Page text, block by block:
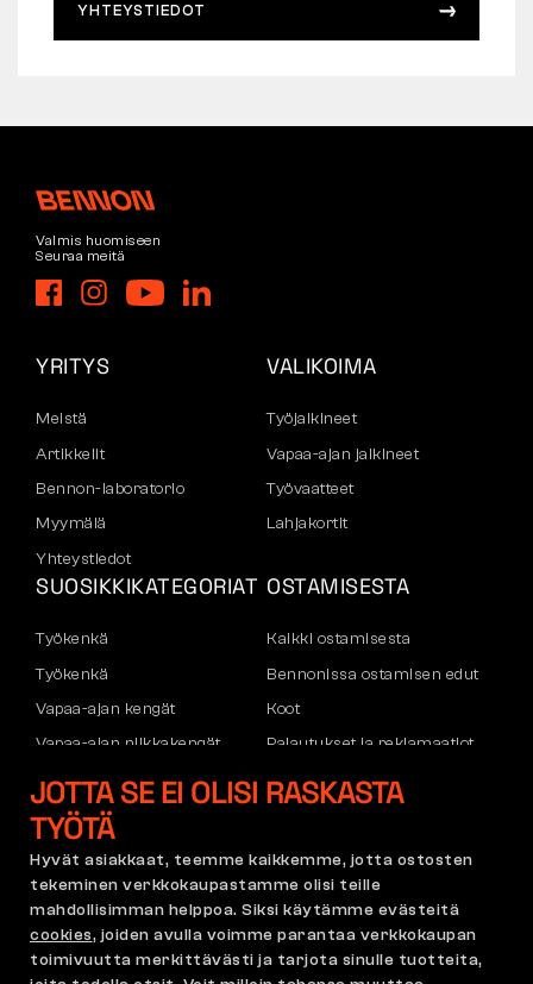
YHTEYSTIEDOT
Valmis huomiseen
Seuraa meitä
YRITYS
Meistä
Artikkelit
Bennon-laboratorio
Myymälä
Yhteystiedot
VALIKOIMA
Työjalkineet
Vapaa-ajan jalkineet
Työvaatteet
Lahjakortit
SUOSIKKIKATEGORIAT
Työkenkä
Työkenkä
Vapaa-ajan kengät
Vapaa-ajan nilkkakengät
Housut
Hupparit
OSTAMISESTA
Kaikki ostamisesta
Bennonissa ostamisen edut
Koot
Palautukset ja reklamaatiot
Kuljetus ja maksu
Reklamaatiot ja takuu
Käyttöehdot
Reklamaatiopolitiikka
JOTTA SE EI OLISI RASKASTA
TYÖTÄ
Hyvät asiakkaat, teemme kaikkemme, jotta ostosten
tekeminen verkkokaupastamme olisi teille
mahdollisimman helppoa. Siksi käytämme evästeitä
cookies, joiden avulla voimme parantaa verkkokaupan
toimivuutta merkittävästi ja tarjota sinulle tuotteita,